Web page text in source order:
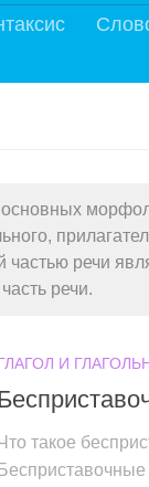
частью речи
речи.
И
такое
Бесприставочные